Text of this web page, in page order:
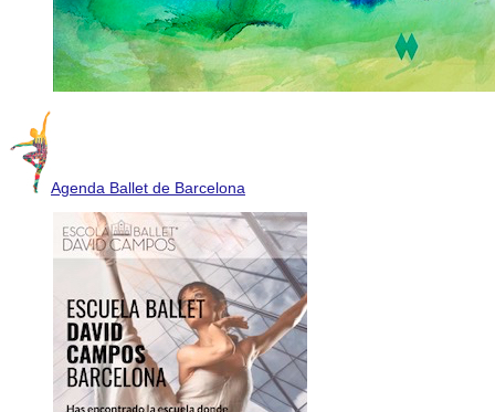
Agenda Ballet de Barcelona